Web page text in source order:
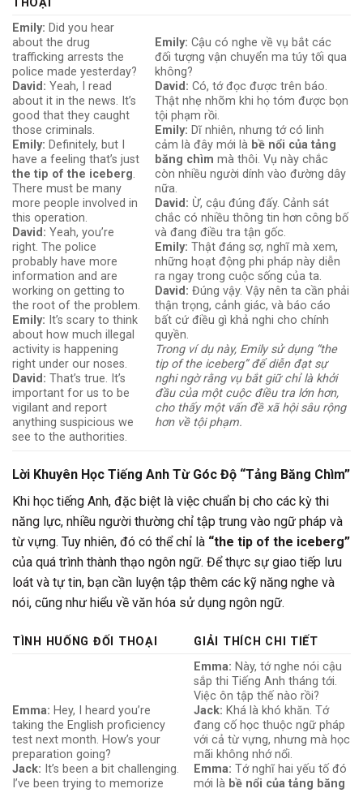
THOẠI
Emily: Did you hear
about the drug
trafficking arrests the
police made yesterday?
David: Yeah, I read
about it in the news. It’s
good that they caught
those criminals.
Emily: Definitely, but I
have a feeling that’s just
the tip of the iceberg.
There must be many
more people involved in
this operation.
David: Yeah, you’re
right. The police
probably have more
information and are
working on getting to
the root of the problem.
Emily: It’s scary to think
about how much illegal
activity is happening
right under our noses.
David: That’s true. It’s
important for us to be
vigilant and report
anything suspicious we
see to the authorities.
Emily: Cậu có nghe về vụ bắt các
đối tượng vận chuyển ma túy tối qua
không?
David: Có, tớ đọc được trên báo.
Thật nhẹ nhõm khi họ tóm được bọn
tội phạm rồi.
Emily: Dĩ nhiên, nhưng tớ có linh
cảm là đây mới là bề nổi của tảng
băng chìm mà thôi. Vụ này chắc
còn nhiều người dính vào đường dây
nữa.
David: Ừ, cậu đúng đấy. Cảnh sát
chắc có nhiều thông tin hơn công bố
và đang điều tra tận gốc.
Emily: Thật đáng sợ, nghĩ mà xem,
những hoạt động phi pháp này diễn
ra ngay trong cuộc sống của ta.
David: Đúng vậy. Vậy nên ta cần phải
thận trọng, cảnh giác, và báo cáo
bất cứ điều gì khả nghi cho chính
quyền.
Trong ví dụ này, Emily sử dụng “the
tip of the iceberg” để diễn đạt sự
nghi ngờ rằng vụ bắt giữ chỉ là khởi
đầu của một cuộc điều tra lớn hơn,
cho thấy một vấn đề xã hội sâu rộng
hơn về tội phạm.
Lời Khuyên Học Tiếng Anh Từ Góc Độ “Tảng Băng Chìm”
Khi học tiếng Anh, đặc biệt là việc chuẩn bị cho các kỳ thi
năng lực, nhiều người thường chỉ tập trung vào ngữ pháp và
từ vựng. Tuy nhiên, đó có thể chỉ là “the tip of the iceberg”
của quá trình thành thạo ngôn ngữ. Để thực sự giao tiếp lưu
loát và tự tin, bạn cần luyện tập thêm các kỹ năng nghe và
nói, cũng như hiểu về văn hóa sử dụng ngôn ngữ.
TÌNH HUỐNG ĐỐI THOẠI GIẢI THÍCH CHI TIẾT
Emma: Hey, I heard you’re
taking the English proficiency
test next month. How’s your
preparation going?
Jack: It’s been a bit challenging.
I’ve been trying to memorize
Emma: Này, tớ nghe nói cậu
sắp thi Tiếng Anh tháng tới.
Việc ôn tập thế nào rồi?
Jack: Khá là khó khăn. Tớ
đang cố học thuộc ngữ pháp
với cả từ vựng, nhưng mà học
mãi không nhớ nổi.
Emma: Tớ nghĩ hai yếu tố đó
mới là bề nổi của tảng băng